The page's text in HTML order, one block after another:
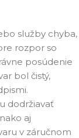
služby chyba,
rozpor so
posúdenie
bol čistý,
dodržiavať
aj
v záručnom